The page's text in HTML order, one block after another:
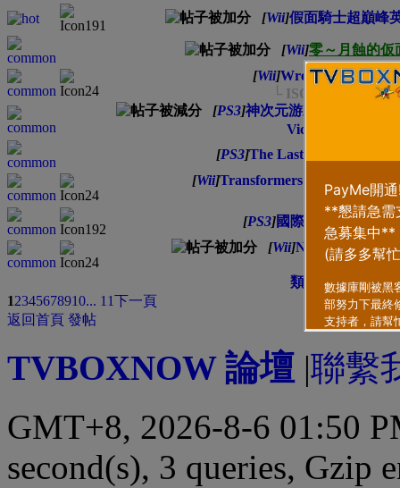
[Wii]假面騎士超巔峰
[Wii]零～月蝕的仮
[Wii]Wreck-It Ralph
└ ISO + Cheat Code
[PS3]神次元游戏：海王星V
Victory)
[PS3]The Last of Us 中英
[Wii]Transformers Prime The
└ WII
[PS3]國際足盟大賽 14
[Wii]Nickelodeon
└ ISO
類型
排序方式
12345678910... 11下一頁
返回首頁 發帖
TVBOXNOW 論壇 |聯繫
GMT+8, 2026-8-6 01:50
second(s), 3 queries, Gzip